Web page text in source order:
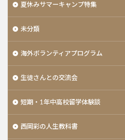
夏休みサマーキャンプ特集
未分類
海外ボランティアプログラム
生徒さんとの交流会
短期・1年中高校留学体験談
西岡彩の人生教科書